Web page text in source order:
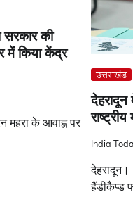
सरकार की
में किया केंद्र
के आवाह्न पर
उत्तराखंड
देहरादून
India
देहरादून।
हैंडीकैप्ड